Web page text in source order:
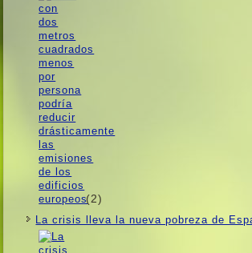
(2)
La crisis lleva la nueva pobreza de